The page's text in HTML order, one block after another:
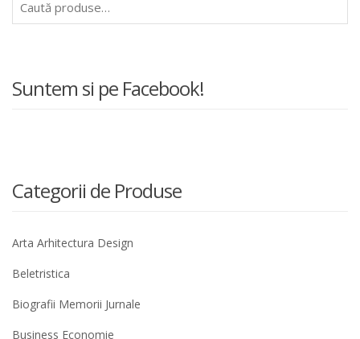
după:
Suntem si pe Facebook!
Categorii de Produse
Arta Arhitectura Design
Beletristica
Biografii Memorii Jurnale
Business Economie